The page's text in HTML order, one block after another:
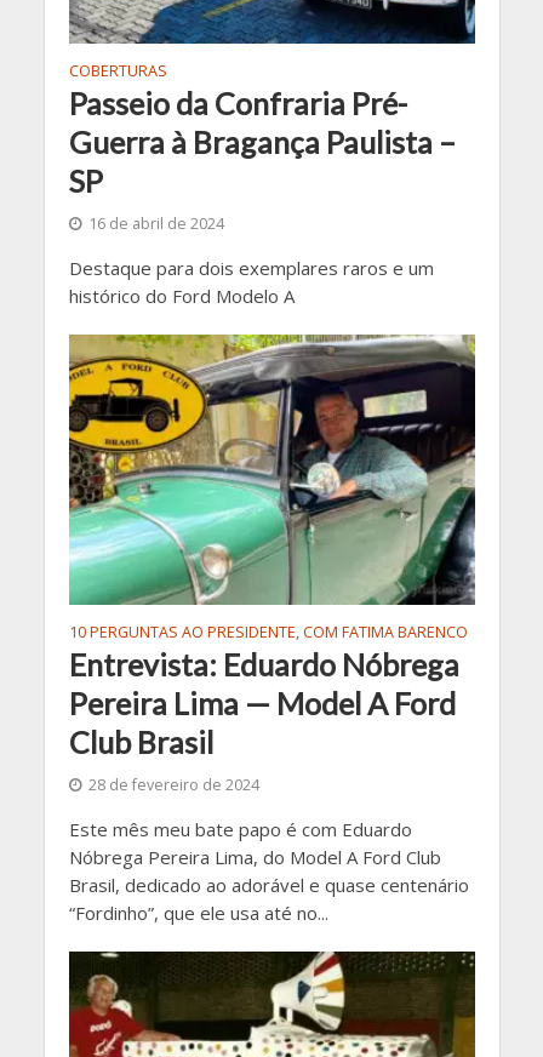
COBERTURAS
Passeio da Confraria Pré-
Guerra à Bragança Paulista –
SP
16 de abril de 2024
Destaque para dois exemplares raros e um
histórico do Ford Modelo A
10 PERGUNTAS AO PRESIDENTE, COM FATIMA BARENCO
Entrevista: Eduardo Nóbrega
Pereira Lima — Model A Ford
Club Brasil
28 de fevereiro de 2024
Este mês meu bate papo é com Eduardo
Nóbrega Pereira Lima, do Model A Ford Club
Brasil, dedicado ao adorável e quase centenário
“Fordinho”, que ele usa até no...